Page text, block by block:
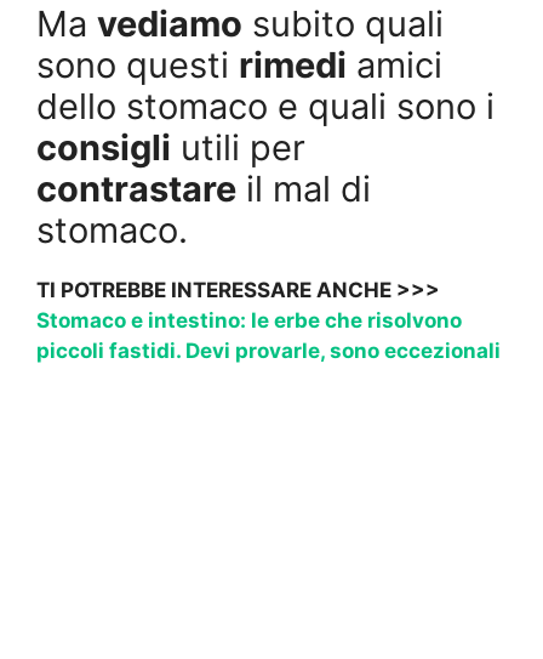
Ma vediamo subito quali
sono questi rimedi amici
dello stomaco e quali sono i
consigli utili per
contrastare il mal di
stomaco.
TI POTREBBE INTERESSARE ANCHE >>>
Stomaco e intestino: le erbe che risolvono
piccoli fastidi. Devi provarle, sono eccezionali